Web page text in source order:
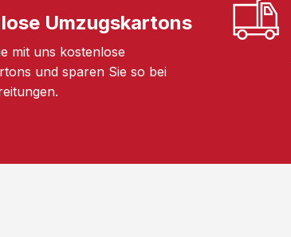
Umzugskartons
mit uns kostenlose
und sparen Sie so bei